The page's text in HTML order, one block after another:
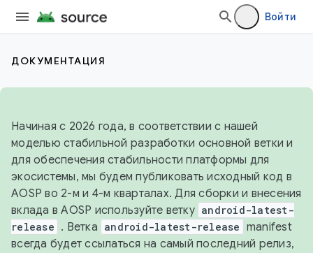
Войти
ДОКУМЕНТАЦИЯ
Начиная с 2026 года, в соответствии с нашей
моделью стабильной разработки основной ветки и
для обеспечения стабильности платформы для
экосистемы, мы будем публиковать исходный код в
AOSP во 2-м и 4-м кварталах. Для сборки и внесения
вклада в AOSP используйте ветку android-latest-
release . Ветка android-latest-release manifest
всегда будет ссылаться на самый последний релиз,